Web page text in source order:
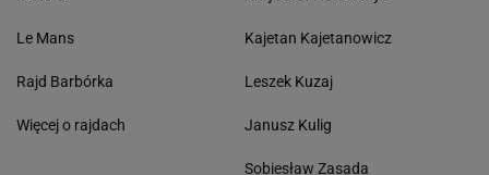
Le Mans
Rajd Barbórka
Więcej o rajdach
Kajetan Kajetanowicz
Leszek Kuzaj
Janusz Kulig
Sobiesław Zasada